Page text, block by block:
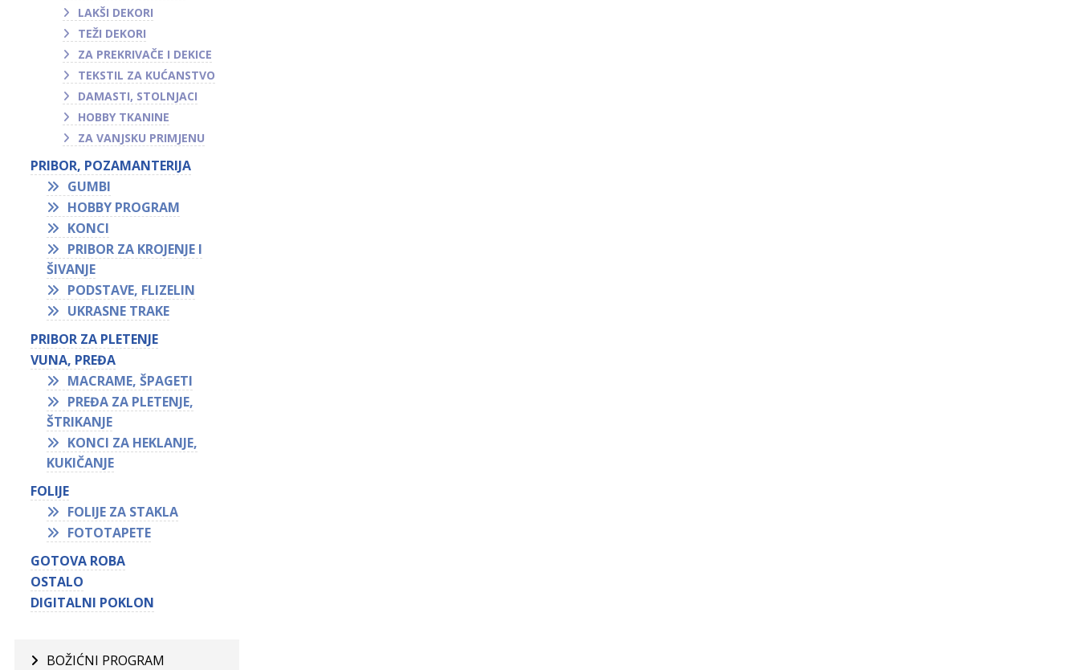
LAKŠI DEKORI
TEŽI DEKORI
ZA PREKRIVAČE I DEKICE
TEKSTIL ZA KUĆANSTVO
DAMASTI, STOLNJACI
HOBBY TKANINE
ZA VANJSKU PRIMJENU
PRIBOR, POZAMANTERIJA
GUMBI
HOBBY PROGRAM
KONCI
PRIBOR ZA KROJENJE I
ŠIVANJE
PODSTAVE, FLIZELIN
UKRASNE TRAKE
PRIBOR ZA PLETENJE
VUNA, PREĐA
MACRAME, ŠPAGETI
PREĐA ZA PLETENJE,
ŠTRIKANJE
KONCI ZA HEKLANJE,
KUKIČANJE
FOLIJE
FOLIJE ZA STAKLA
FOTOTAPETE
GOTOVA ROBA
OSTALO
DIGITALNI POKLON
BOŽIĆNI PROGRAM